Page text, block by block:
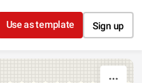
Use as template Sign up